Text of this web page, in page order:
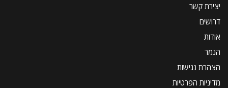
יצירת קשר
דרושים
אודות
הנמר
הצהרת נגישות
מדיניות הפרטיות